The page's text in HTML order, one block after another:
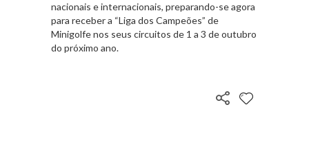
nacionais e internacionais, preparando-se agora
para receber a “Liga dos Campeões” de
Minigolfe nos seus circuitos de 1 a 3 de outubro
do próximo ano.